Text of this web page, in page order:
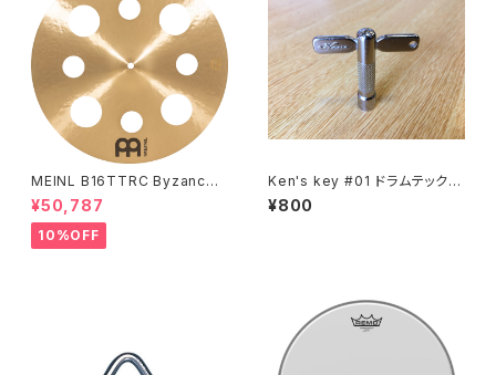
MEINL B16TTRC Byzance
Traditional Trash Crash 16"
¥50,787
10%OFF
Ken's key #01 ドラムテックが
考えた作業効率と扱いやすさを
追求したチューニングキー
¥800